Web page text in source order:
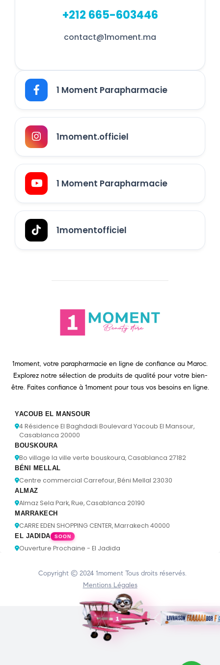
+212 665-603446
contact@1moment.ma
1 Moment Parapharmacie
1moment.officiel
1 Moment Parapharmacie
1momentofficiel
1moment, votre parapharmacie en ligne de confiance au Maroc.
Explorez notre sélection de produits de qualité pour votre bien-
être. Faites confiance à 1moment pour tous vos besoins en ligne.
YACOUB EL MANSOUR
4 Résidence El Baghdadi Boulevard Yacoub El Mansour,
Casablanca 20000
BOUSKOURA
Bo village la ville verte bouskoura, Casablanca 27182
BÉNI MELLAL
Centre commercial Carrefour, Béni Mellal 23030
ALMAZ
Almaz Sela Park, Rue, Casablanca 20190
MARRAKECH
CARRE EDEN SHOPPING CENTER, Marrakech 40000
EL JADIDA SOON
Ouverture Prochaine - El Jadida
Copyright © 2024 1moment Tous droits réservés.
Mentions Légales